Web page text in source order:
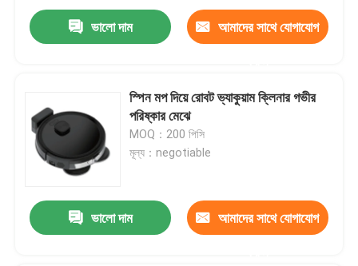
ভালো দাম আমাদের সাথে যোগাযোগ
স্পিন মপ দিয়ে রোবট ভ্যাকুয়াম ক্লিনার গভীর
পরিষ্কার মেঝে
MOQ：200 পিসি
মূল্য：negotiable
ভালো দাম আমাদের সাথে যোগাযোগ